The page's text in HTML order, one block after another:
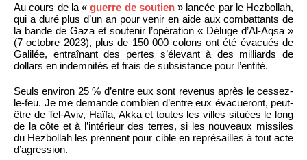
Au cours de la «guerre de soutien» lancée par le Hezbollah,
qui a duré plus d’un an pour venir en aide aux combattants de
la bande de Gaza et soutenir l’opération « Déluge d’Al-Aqsa »
(7 octobre 2023), plus de 150 000 colons ont été évacués de
Galilée, entraînant des pertes s’élevant à des milliards de
dollars en indemnités et frais de subsistance pour l’entité.
Seuls environ 25 % d’entre eux sont revenus après le cessez-
le-feu. Je me demande combien d’entre eux évacueront, peut-
être de Tel-Aviv, Haïfa, Akka et toutes les villes situées le long
de la côte et à l’intérieur des terres, si les nouveaux missiles
du Hezbollah les prennent pour cible en représailles à tout acte
d’agression.